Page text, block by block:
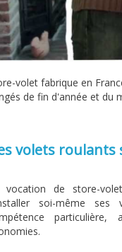
volet fabrique en
de fin d'année et du
volets
vocation de store-
soi-même